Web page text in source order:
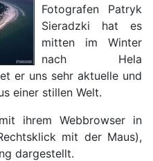
Fotografen Patryk
Sieradzki hat es
mitten im Winter
nach Hela
er uns sehr aktuelle und
einer stillen Welt.
ihrem Webbrowser in
mit der Maus),
dargestellt.